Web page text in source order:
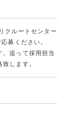
クルートセンター
募ください。
追って採用担当
します。